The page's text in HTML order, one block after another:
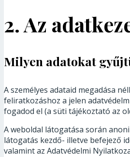
2. Az
Milyen adatokat
A személyes adataid megadása
feliratkozáshoz a jelen
fogadod el (a süti tájékoztató az
A weboldal látogatása során
látogatás kezdő- illetve befejező
valamint az Adatvédelmi